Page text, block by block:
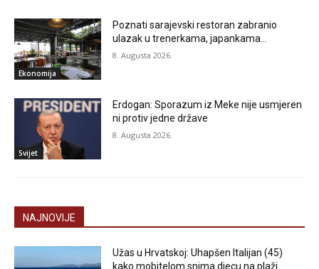
Ekonomija
Poznati sarajevski restoran zabranio
ulazak u trenerkama, japankama…
8. Augusta 2026.
Svijet
Erdogan: Sporazum iz Meke nije usmjeren
ni protiv jedne države
8. Augusta 2026.
NAJNOVIJE
Užas u Hrvatskoj: Uhapšen Italijan (45)
kako mobitelom snima djecu na plaži